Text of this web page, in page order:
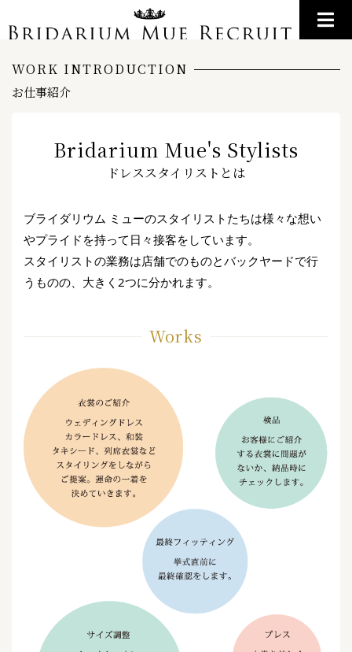
WORK INTRODUCTION
お仕事紹介
Bridarium Mue's Stylists
ドレススタイリストとは
ブライダリウム ミューのスタイリストたちは様々な想い
やプライドを持って日々接客をしています。
スタイリストの業務は店舗でのものとバックヤードで行
うものの、大きく2つに分かれます。
Works